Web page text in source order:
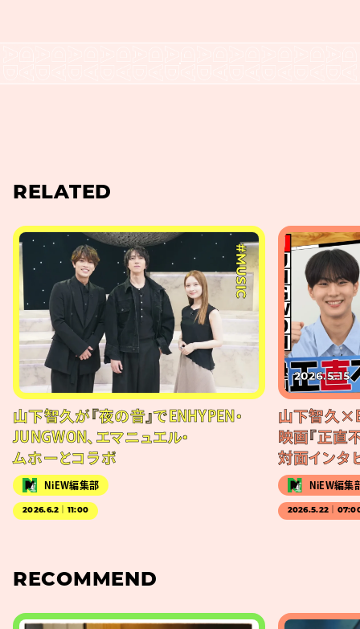
RELATED
#MUSIC
山下智久が『夜の音』でENHYPEN・
JUNGWON、エマニュエル・
ムホーとコラボ
NiEW編集部
2026.6.2｜11:00
2026.5.15
山下智久
映画『正直
対面インタ
NiEW編集
2026.5.22｜
RECOMMEND